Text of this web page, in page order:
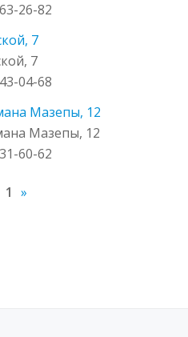
26-82
7
7
04-68
Мазепы, 12
Мазепы, 12
60-62
1 »